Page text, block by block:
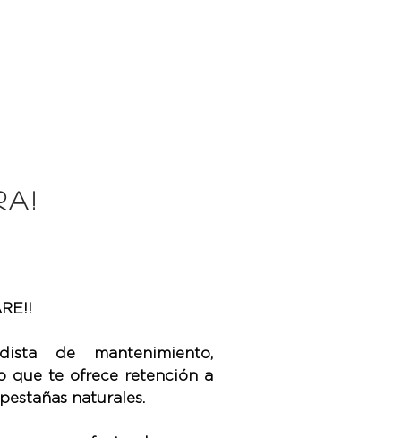
de mantenimiento,
que te ofrece retención a
naturales.